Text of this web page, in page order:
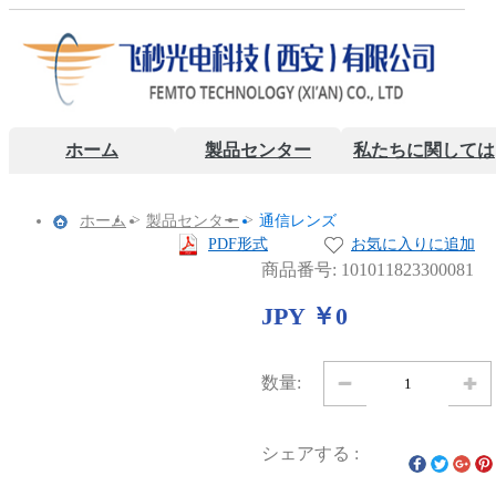
ホーム 製品センター 私たちに関しては
ホーム > 製品センター > 通信レンズ
PDF形式
お気に入りに追加
商品番号: 101011823300081
JPY ￥0
数量:
シェアする :